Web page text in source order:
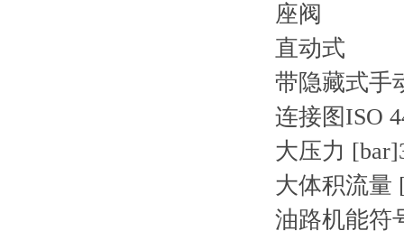
座阀
直动式
带隐藏式手
连接图 ISO
大压力 [bar]
大体积流量
油路机能符